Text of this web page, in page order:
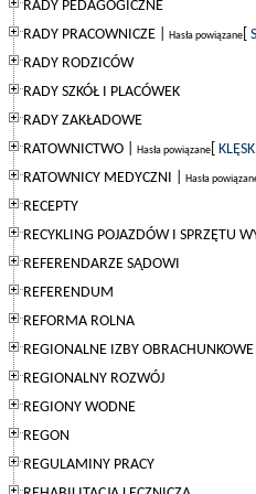
RADY PEDAGOGICZNE
RADY PRACOWNICZE |
Hasła powiązane
RADY RODZICÓW
RADY SZKÓŁ I PLACÓWEK
RADY ZAKŁADOWE
RATOWNICTWO |
Hasła powiązane
RATOWNICY MEDYCZNI |
Hasła
RECEPTY
RECYKLING POJAZDÓW I SPRZĘTU
REFERENDARZE SĄDOWI
REFERENDUM
REFORMA ROLNA
REGIONALNE IZBY OBRACHUNKOWE
REGIONALNY ROZWÓJ
REGIONY WODNE
REGON
REGULAMINY PRACY